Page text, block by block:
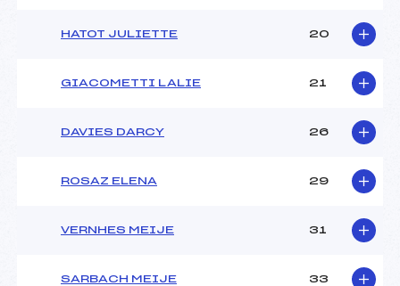
HATOT JULIETTE 20
GIACOMETTI LALIE 21
DAVIES DARCY 26
ROSAZ ELENA 29
VERNHES MEIJE 31
SARBACH MEIJE 33